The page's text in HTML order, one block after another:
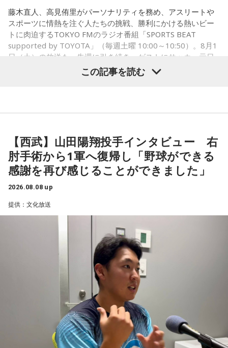
コーナー後には、来場者から田村への質疑応答も実施。最後
には、田村がイベントを振り返り、「リスナーの皆さんのエ
ンディング曲の話とかを聞いているだけでも、僕はポジティ
ブになれた。確かに死はすごく悲しいことではあるんだけ
うやって向き合うかということを考える一つのきっかけにな
こりを和らげる」をテーマに、さまざまな「心のこり」に触
れながら、自分自身の想いを見つめ直す機会を届けました。
■番組名：『田村淳のNewsCLUB「自分自身と話そうの
■放送日時：2026年8月11日（火・祝）午前9時00分～10時
■出演：田村淳、砂山圭大郎（文化放送アナウンサー）
■提供：全日本葬祭業協同組合連合会（全葬連）
藤木直人、高見侑里がパーソナリティを務め、アスリートや
スポーツに情熱を注ぐ人たちの挑戦、勝利にかける熱いビー
トに肉迫するTOKYO FMのラジオ番組「SPORTS BEAT
supported by TOYOTA」（毎週土曜 10:00～10:50）。8月1
日（土）の放送も、先週に引き続き、ゲストにサッカー元日
本代表の福田正博さんが登場！ 当記事では、「FIFAワールド
カップ26（以下、W杯）」でブラジルに対する発言が波紋を
（左から）福田正博さん、藤木直人、高見侑里
1966年生まれの福田正博さんは、日本人初のJリーグ得点王に
45試合出場で9ゴールを記録するなど活躍を見せ、1993年に
はW杯アジア地区最終予選にも出場しました。2002年に現役
を引退した後は、サッカー解説者としてメディアでの活動の
ほか、講演会やサッカー教室をおこなうなど、自身の経験を
活かしながら幅広く活動しています。
◆「塩貝選手に悪意はなかった」
藤木：決勝トーナメントの相手がブラジルに決まった際、塩
貝選手の言葉が切り取られて話題になったというか、ブラジ
ルにちょっと火をつけてしまった部分もあるのかなと思った
この記事を読む
【西武】山田陽翔投手インタビュー 右
肘手術から1軍へ復帰し「野球ができる
感謝を再び感じることができました」
2026.08.08 up
提供：文化放送